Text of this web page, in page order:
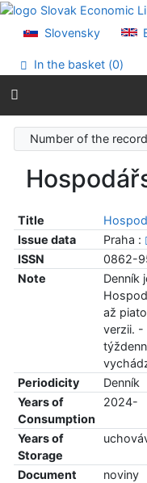
Go to content
Accessibility
Slovensky
In the basket (0)
Number of the
Title
Issue data
Praha :
ISSN
0862-
Note
Denník
až
verzii. -
Periodicity
Denník
Years of
Consumption
2024-
Years of
Storage
Document
noviny